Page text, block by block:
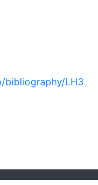
bibliography/LH3